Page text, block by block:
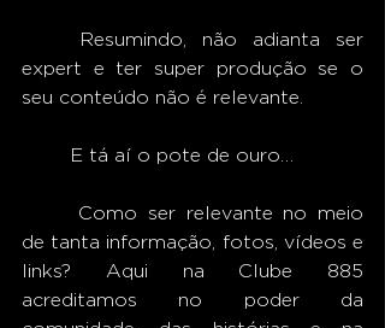
expert e ter super produção se o
seu conteúdo não é relevante.
	E tá aí o pote de ouro…
de tanta informação, fotos, vídeos e
links? Aqui na Clube 885
acreditamos no poder da